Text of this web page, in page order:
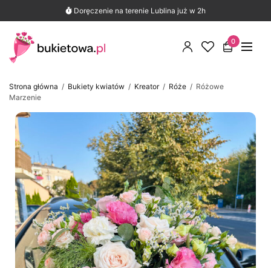
Znajdź nas na mapie i przeczytaj opinie
Doręczenie na terenie Lublina już w 2h
290 opinii Google
0
Strona główna / Bukiety kwiatów / Kreator / Róże / Różowe
Marzenie